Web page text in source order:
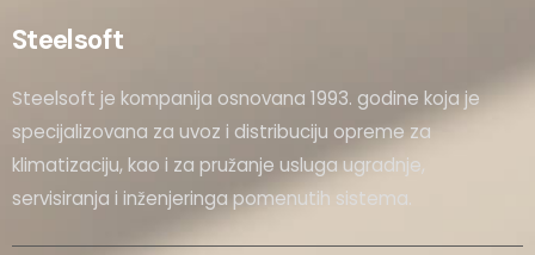
Steelsoft
Steelsoft je kompanija osnovana 1993. godine koja je
specijalizovana za uvoz i distribuciju opreme za
klimatizaciju, kao i za pružanje usluga ugradnje,
servisiranja i inženjeringa pomenutih sistema.